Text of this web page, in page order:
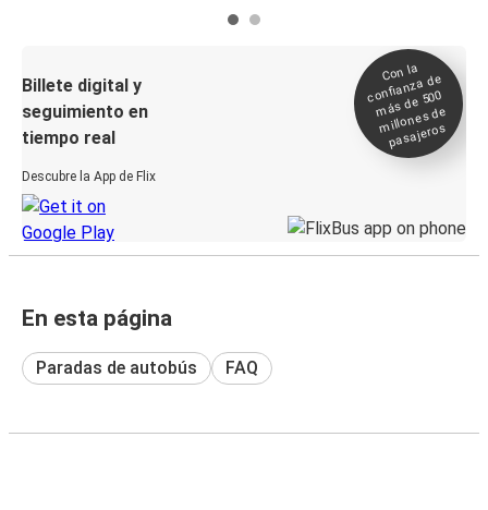
Billete digital y
seguimiento en
tiempo real
Descubre la App de Flix
Con la
confianza de
más de 500
millones de
pasajeros
En esta página
Paradas de autobús FAQ